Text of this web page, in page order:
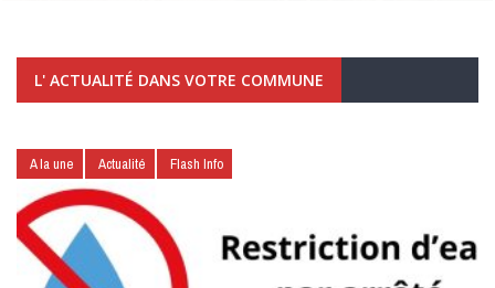
L' ACTUALITÉ DANS VOTRE COMMUNE
A la une Actualité Flash Info